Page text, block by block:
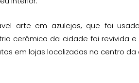
arte em azulejos, que foi
cerâmica da cidade foi revivida e
em lojas localizadas no centro da